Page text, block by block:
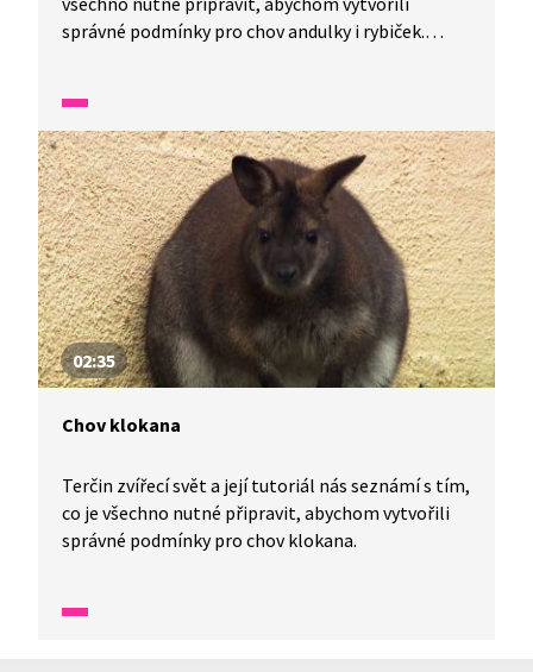
správné podmínky pro chov andulky i rybiček.
02:35
Chov klokana
Terčin zvířecí svět a její tutoriál nás seznámí s tím,
co je všechno nutné připravit, abychom vytvořili
správné podmínky pro chov klokana.